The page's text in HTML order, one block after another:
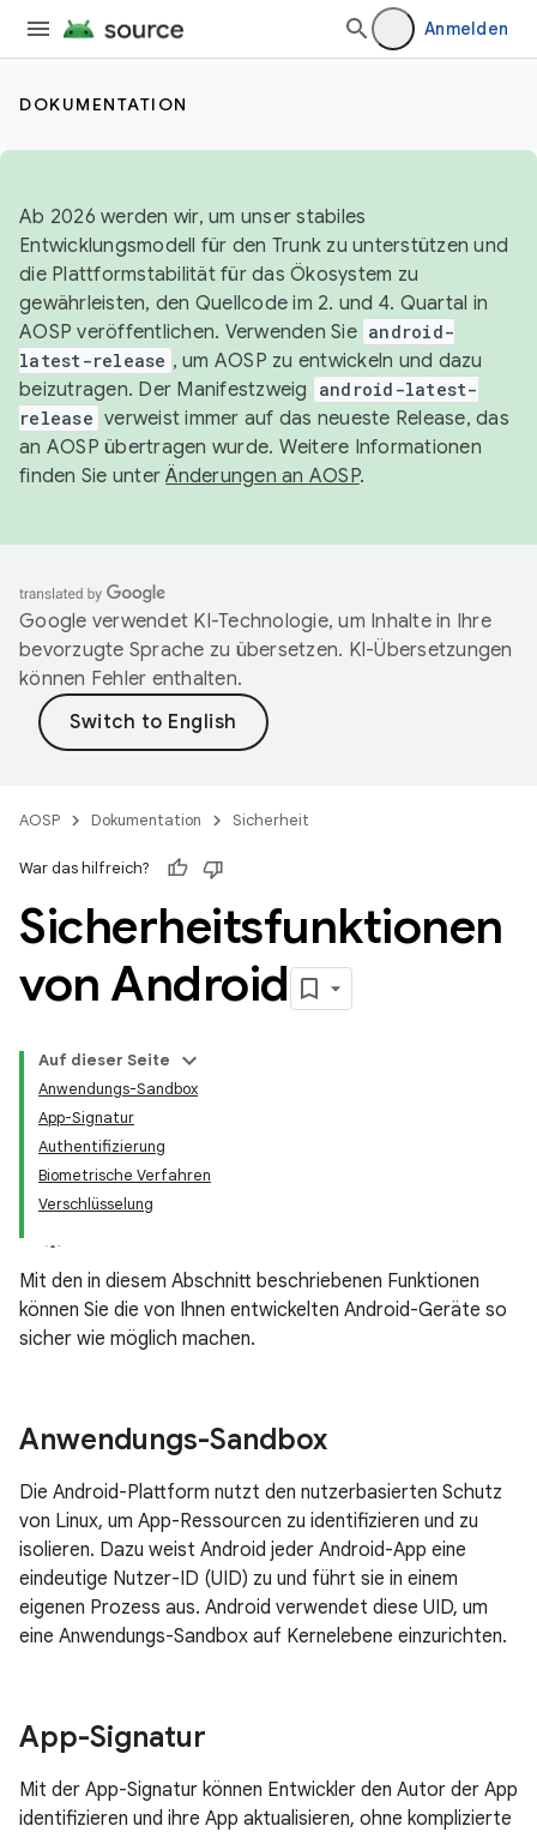
Anmelden
DOKUMENTATION
Ab 2026 werden wir, um unser stabiles
Entwicklungsmodell für den Trunk zu unterstützen und
die Plattformstabilität für das Ökosystem zu
gewährleisten, den Quellcode im 2. und 4. Quartal in
AOSP veröffentlichen. Verwenden Sie android-
latest-release , um AOSP zu entwickeln und dazu
beizutragen. Der Manifestzweig
android-latest-
release verweist immer auf das neueste Release, das
an AOSP übertragen wurde. Weitere Informationen
finden Sie unterÄnderungen an AOSP.
Google verwendet KI-Technologie, um Inhalte in Ihre
bevorzugte Sprache zu übersetzen. KI-Übersetzungen
können Fehler enthalten.
AOSP Dokumentation Sicherheit
War das hilfreich?
Sicherheitsfunktionen
von Android
Auf dieser Seite
Anwendungs-Sandbox
App-Signatur
Authentifizierung
Biometrische Verfahren
Verschlüsselung
Mit den in diesem Abschnitt beschriebenen Funktionen
können Sie die von Ihnen entwickelten Android-Geräte so
sicher wie möglich machen.
Anwendungs-Sandbox
Die Android-Plattform nutzt den nutzerbasierten Schutz
von Linux, um App-Ressourcen zu identifizieren und zu
isolieren. Dazu weist Android jeder Android-App eine
eindeutige Nutzer-ID (UID) zu und führt sie in einem
eigenen Prozess aus. Android verwendet diese UID, um
eine Anwendungs-Sandbox auf Kernelebene einzurichten.
App-Signatur
Mit der App-Signatur können Entwickler den Autor der App
identifizieren und ihre App aktualisieren, ohne komplizierte